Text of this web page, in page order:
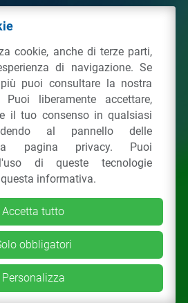
da Riciclo
97381090154
36 20123Milano (MI)
02 43928225.
Privacy Policy &Cookie
cookie, anche di terze parti,
di navigazione. Se
puoi consultare la nostra
Puoi liberamente accettare,
il tuo consenso in qualsiasi
al pannello delle
pagina privacy. Puoi
di queste tecnologie
informativa.
Accetta tutto
obbligatori
Personalizza